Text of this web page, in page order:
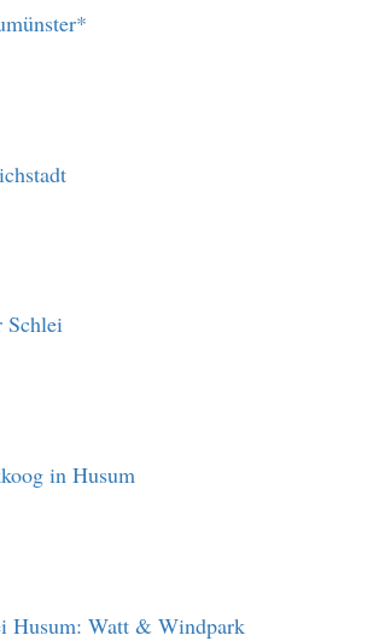
Schlei
in Husum
Husum: Watt & Windpark